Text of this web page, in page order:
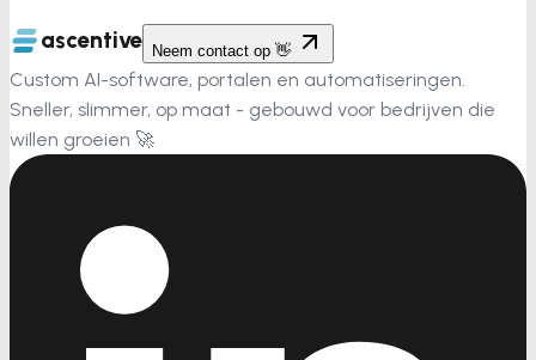
ascentive Neem contact op 👋
Custom AI-software, portalen en automatiseringen.
Sneller, slimmer, op maat - gebouwd voor bedrijven die
willen groeien 🚀